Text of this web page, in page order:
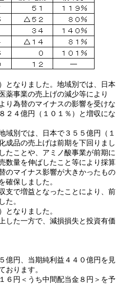
となりました。地域別では、日本
薬事業の売上げの減少等により
り為替のマイナスの影響を受けな
２４億円（１０１％）と増収にな
域別では、日本で３５５億円（１
成品の売上げは前期を下回りまし
たことや、アミノ酸事業が前期に
数量を伸ばしたこと等により採算
のマイナス影響が大きかったもの
確保しました。
支で増益となったことにより、前
た。
となりました。
した一方で、減損損失と投資有価
億円、当期純利益４４０億円を見
おります。
６円＜うち中間配当金８円＞を予